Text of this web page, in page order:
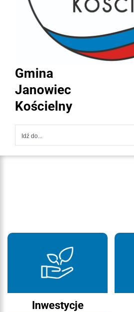
Gmina
Janowiec
Kościelny
Idź do...
Inwestycje